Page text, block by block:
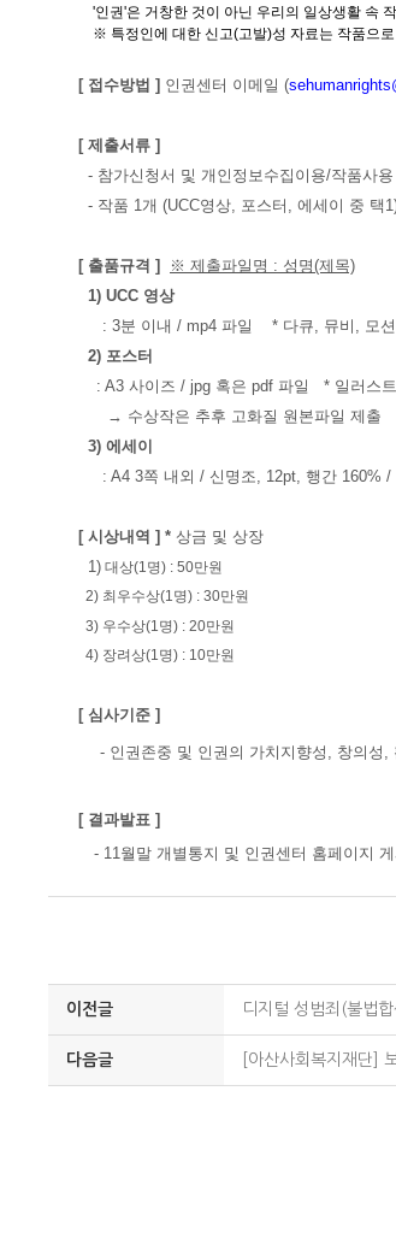
'인권'은 거창한 것이 아닌 우리의 일상생활 속
※ 특정인에 대한 신고(고발)성 자료는 작품으
[ 접수방법 ] 인권센터 이메일 (
[ 제출서류 ]
- 참가신청서 및 개인정보수집이용/작품사
- 작품 1개 (UCC영상, 포스터, 에세이 중 택
[ 출품규격 ]
※ 제출파일명 : 성명(제목)
1) UCC 영상
: 3분 이내 / mp4 파일 * 다큐, 뮤비, 모션
2) 포스터
: A3 사이즈 / jpg 혹은 pdf 파일 * 일러스
→ 수상작은 추후 고화질 원본파일 제출
3) 에세이
: A4 3쪽 내외 / 신명조, 12pt, 행간 160% /
[ 시상내역 ] * 상금 및 상장
1) 대상(1명) : 50만원
2) 최우수상(1명) : 30만원
3) 우수상(1명) : 20만원
4) 장려상(1명) : 10만원
[ 심사기준 ]
- 인권존중 및 인권의 가치지향성, 창의성,
[ 결과발표 ]
- 11월말 개별통지 및 인권센터 홈페이지 게
이전글 디지털 성범죄(불법
다음글 [아산사회복지재단]